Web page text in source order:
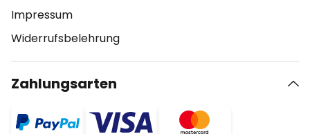
Impressum
Widerrufsbelehrung
Zahlungsarten